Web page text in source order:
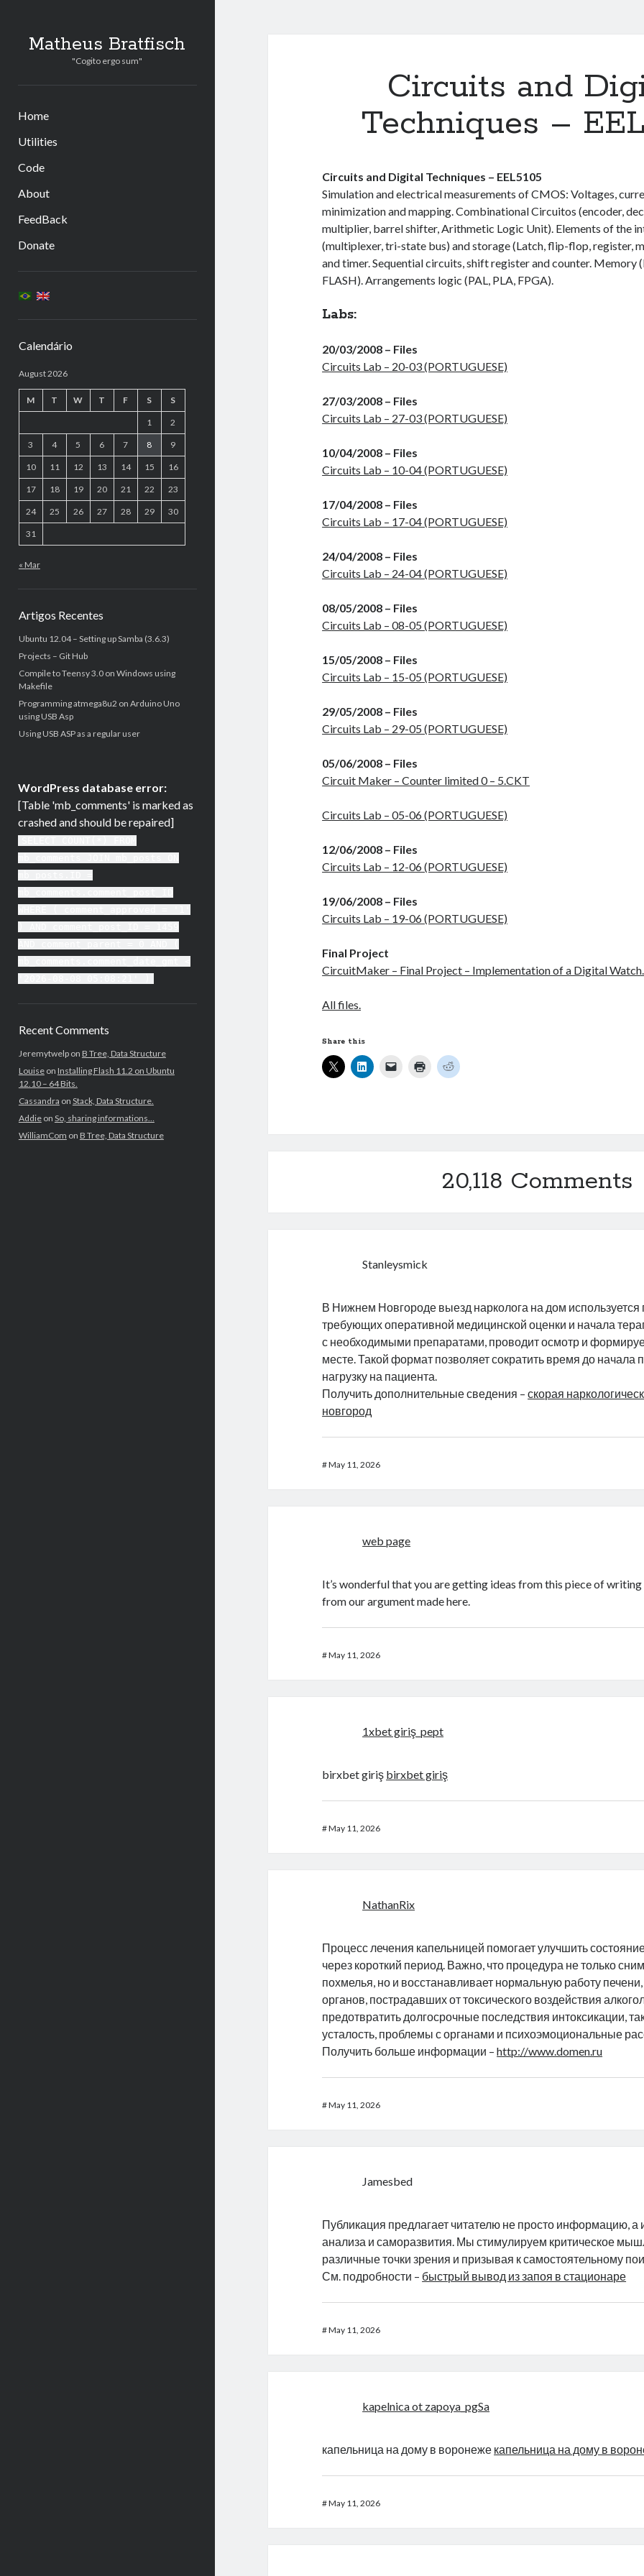
Matheus Bratfisch
"Cogito ergo sum"
Home
Utilities
Code
About
FeedBack
Donate
Calendário
August 2026
M T W T F S S
1 2
3 4 5 6 7 8 9
10 11 12 13 14 15 16
17 18 19 20 21 22 23
24 25 26 27 28 29 30
31
« Mar
Artigos Recentes
Ubuntu 12.04 – Setting up Samba (3.6.3)
Projects – Git Hub
Compile to Teensy 3.0 on Windows using
Makefile
Programming atmega8u2 on Arduino Uno
using USB Asp
Using USB ASP as a regular user
WordPress database error:
[Table 'mb_comments' is marked as
crashed and should be repaired]
Recent Comments
Jeremytwelpon B Tree, Data Structure
Louiseon Installing Flash 11.2 on Ubuntu
12.10 – 64 Bits.
Cassandra on Stack, Data Structure.
Addieon So, sharing informations…
WilliamCom on B Tree, Data Structure
Circuits and
Techniques –
Circuits and Digital Techniques – EEL5105
Simulation and electrical measurements of CMOS: Voltages,
minimization and mapping. Combinational Circuitos (encoder,
multiplier, barrel shifter, Arithmetic Logic Unit). Elements of the
(multiplexer, tri-state bus) and storage (Latch, flip-flop, register,
and timer. Sequential circuits, shift register and counter. Memory
FLASH). Arrangements logic (PAL, PLA, FPGA).
Labs:
20/03/2008 – Files
Circuits Lab – 20-03 (PORTUGUESE)
27/03/2008 – Files
Circuits Lab – 27-03 (PORTUGUESE)
10/04/2008 – Files
Circuits Lab – 10-04 (PORTUGUESE)
17/04/2008 – Files
Circuits Lab – 17-04 (PORTUGUESE)
24/04/2008 – Files
Circuits Lab – 24-04 (PORTUGUESE)
08/05/2008 – Files
Circuits Lab – 08-05 (PORTUGUESE)
15/05/2008 – Files
Circuits Lab – 15-05 (PORTUGUESE)
29/05/2008 – Files
Circuits Lab – 29-05 (PORTUGUESE)
05/06/2008 – Files
Circuit Maker – Counter limited 0 – 5.CKT
Circuits Lab – 05-06 (PORTUGUESE)
12/06/2008 – Files
Circuits Lab – 12-06 (PORTUGUESE)
19/06/2008 – Files
Circuits Lab – 19-06 (PORTUGUESE)
Final Project
CircuitMaker – Final Project – Implementation of a Digital Watch.
All files.
Share this
20,118 Comments
Stanleysmick
В Нижнем Новгороде выезд нарколога на дом используется
требующих оперативной медицинской оценки и начала
с необходимыми препаратами, проводит осмотр и
месте. Такой формат позволяет сократить время до начала
нагрузку на пациента.
Получить дополнительные сведения –скорая
новгород
#May 11, 2026
web page
It’s wonderful that you are getting ideas from this piece of writing
from our argument made here.
#May 11, 2026
1xbet giriş_pept
birxbet giriş birxbet giriş
#May 11, 2026
NathanRix
Процесс лечения капельницей помогает улучшить
через короткий период. Важно, что процедура не только
похмелья, но и восстанавливает нормальную работу печени,
органов, пострадавших от токсического воздействия
предотвратить долгосрочные последствия интоксикации,
усталость, проблемы с органами и психоэмоциональные
Получить больше информации –http://www.domen.ru
#May 11, 2026
Jamesbed
Публикация предлагает читателю не просто информацию, а
анализа и саморазвития. Мы стимулируем критическое
различные точки зрения и призывая к самостоятельному
См. подробности – быстрый вывод из запоя в стационаре
#May 11, 2026
kapelnica ot zapoya_pgSa
капельница на дому в воронеже капельница на дому в
#May 11, 2026